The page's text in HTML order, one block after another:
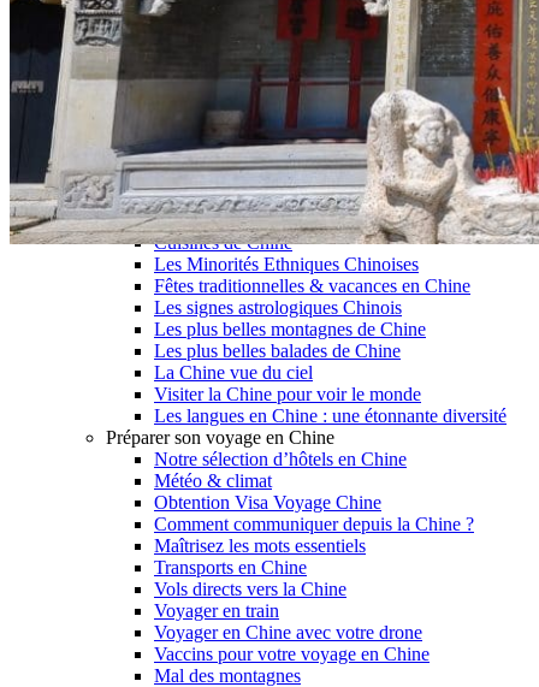
Hiver
Infos pratiques
Notre agence
Notre agence en Chine
Réseau Asian Roads
Garanties et engagements Asian Roads
Avis de nos voyageurs
Voyages d’affaires en Chine
Voyage scolaire et culturel en Chine
La Chine & ses secrets
Présentation de la Chine
Cuisines de Chine
Les Minorités Ethniques Chinoises
Fêtes traditionnelles & vacances en Chine
Les signes astrologiques Chinois
Les plus belles montagnes de Chine
Les plus belles balades de Chine
La Chine vue du ciel
Visiter la Chine pour voir le monde
Les langues en Chine : une étonnante diversité
Préparer son voyage en Chine
Notre sélection d’hôtels en Chine
Météo & climat
Obtention Visa Voyage Chine
Comment communiquer depuis la Chine ?
Maîtrisez les mots essentiels
Transports en Chine
Vols directs vers la Chine
Voyager en train
Voyager en Chine avec votre drone
Vaccins pour votre voyage en Chine
Mal des montagnes